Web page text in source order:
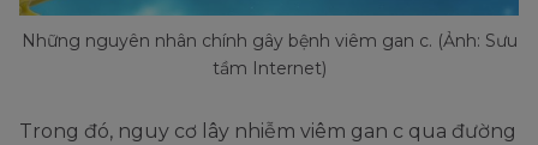
Những nguyên nhân chính gây bệnh viêm gan c. (Ảnh: Sưu
tầm Internet)
Trong đó, nguy cơ lây nhiễm viêm gan c qua đường